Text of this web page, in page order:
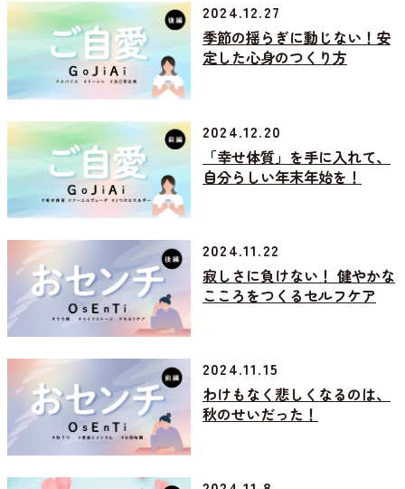
2024.12.27
季節の揺らぎに動じない！安
定した心身のつくり方
2024.12.20
「幸せ体質」を手に入れて、
自分らしい年末年始を！
2024.11.22
寂しさに負けない！ 健やかな
こころをつくるセルフケア
2024.11.15
わけもなく悲しくなるのは、
秋のせいだった！